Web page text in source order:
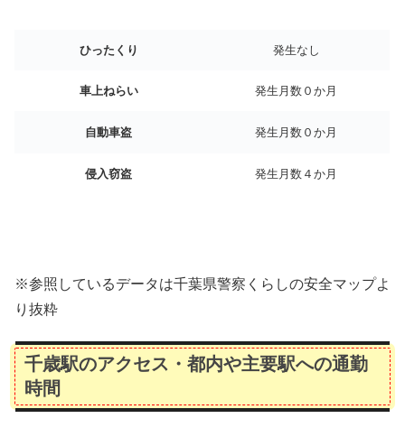
ひったくり 発生なし
車上ねらい 発生月数０か月
自動車盗 発生月数０か月
侵入窃盗 発生月数４か月
※参照しているデータは千葉県警察くらしの安全マップよ
り抜粋
千歳駅のアクセス・都内や主要駅への通勤
時間